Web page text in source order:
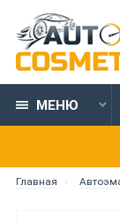
МЕНЮ
Главная